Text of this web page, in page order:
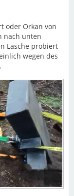
oder Orkan von
nach unten
Lasche probiert
wegen des